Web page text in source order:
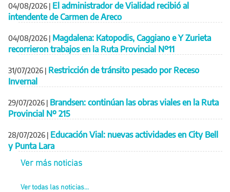
04/08/2026 | El administrador de Vialidad recibió al
intendente de Carmen de Areco
04/08/2026 | Magdalena: Katopodis, Caggiano e Y Zurieta
recorrieron trabajos en la Ruta Provincial Nº11
31/07/2026 | Restricción de tránsito pesado por Receso
Invernal
29/07/2026 | Brandsen: continúan las obras viales en la Ruta
Provincial Nº 215
28/07/2026 | Educación Vial: nuevas actividades en City Bell
y Punta Lara
Ver más noticias
Ver todas las noticias...